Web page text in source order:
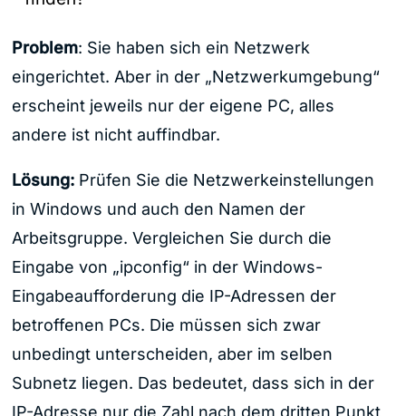
Problem: Sie haben sich ein Netzwerk
eingerichtet. Aber in der „Netzwerkumgebung“
erscheint jeweils nur der eigene PC, alles
andere ist nicht auffindbar.
Lösung:Prüfen Sie die Netzwerkeinstellungen
in Windows und auch den Namen der
Arbeitsgruppe. Vergleichen Sie durch die
Eingabe von „ipconfig“ in der Windows-
Eingabeaufforderung die IP-Adressen der
betroffenen PCs. Die müssen sich zwar
unbedingt unterscheiden, aber im selben
Subnetz liegen. Das bedeutet, dass sich in der
IP-Adresse nur die Zahl nach dem dritten Punkt